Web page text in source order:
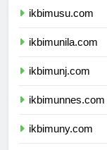
ikbimusu.com
ikbimunila.com
ikbimunj.com
ikbimunnes.com
ikbimuny.com